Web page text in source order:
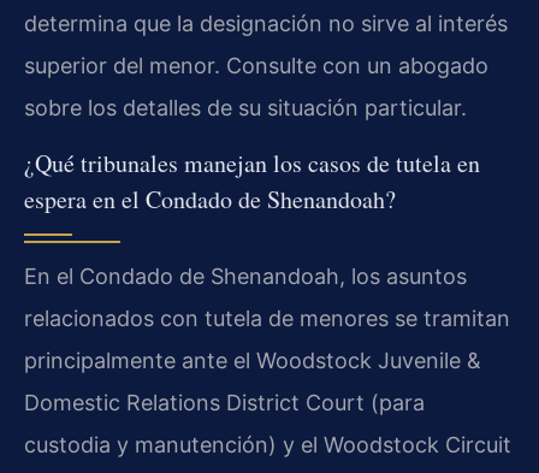
determina que la designación no sirve al interés
superior del menor. Consulte con un abogado
sobre los detalles de su situación particular.
¿Qué tribunales manejan los casos de tutela en
espera en el Condado de Shenandoah?
En el Condado de Shenandoah, los asuntos
relacionados con tutela de menores se tramitan
principalmente ante el Woodstock Juvenile &
Domestic Relations District Court (para
custodia y manutención) y el Woodstock Circuit